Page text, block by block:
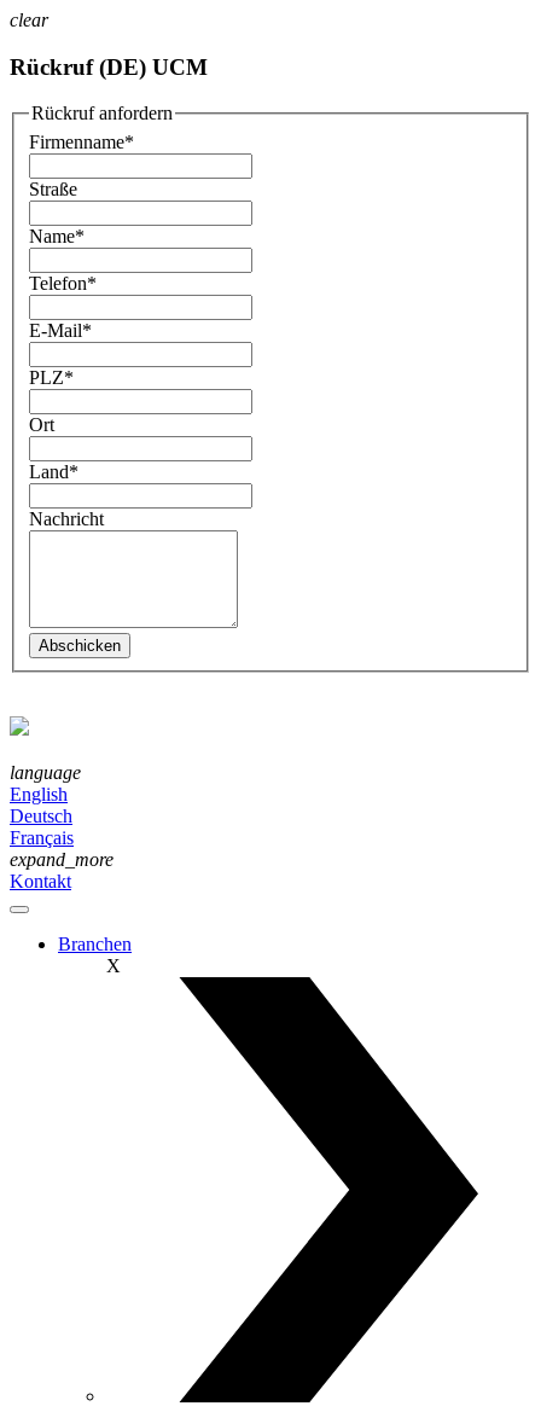
clear
Rückruf (DE) UCM
Rückruf anfordern
Firmenname*
Straße
Name*
Telefon*
E-Mail*
PLZ*
Ort
Land*
Nachricht
language
English
Deutsch
Français
expand_more
Kontakt
Branchen
X